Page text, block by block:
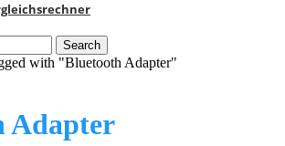
with "Bluetooth Adapter"
Adapter